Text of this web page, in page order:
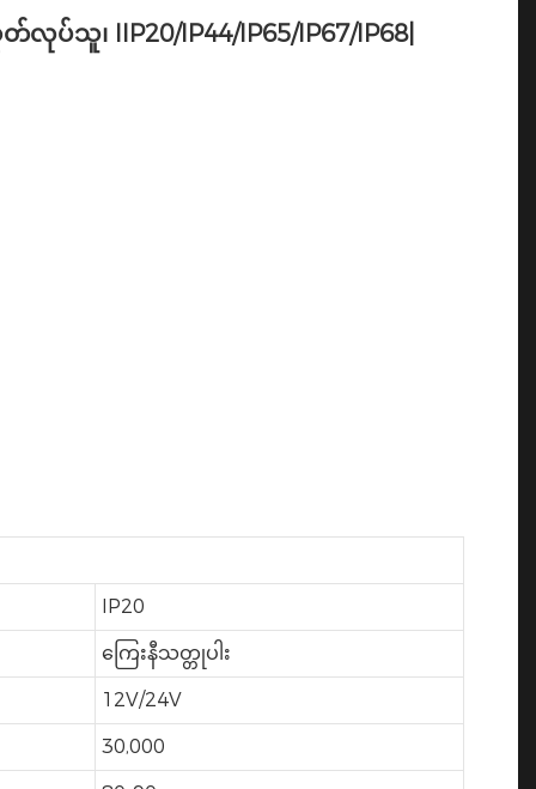
တ်လုပ်သူ၊ IIP20/IP44/IP65/IP67/IP68|
IP20
ကြေးနီသတ္တုပါး
12V/24V
30,000